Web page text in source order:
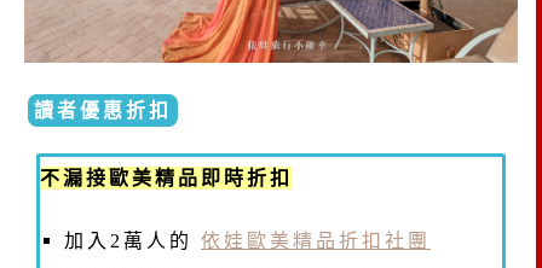
讀者優惠折扣
不漏接歐美精品即時折扣
加入2萬人的 依娃歐美精品折扣社團